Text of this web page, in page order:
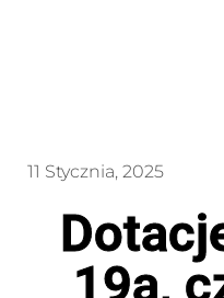
11 Stycznia, 2025
19a,